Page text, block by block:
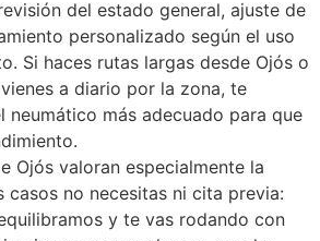
del estado general, ajuste de
personalizado según el uso
Si haces rutas largas desde Ojós o
a diario por la zona, te
neumático más adecuado para que
Ojós valoran especialmente la
casos no necesitas ni cita previa:
y te vas rodando con